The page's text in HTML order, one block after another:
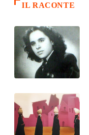
IL RACONTE